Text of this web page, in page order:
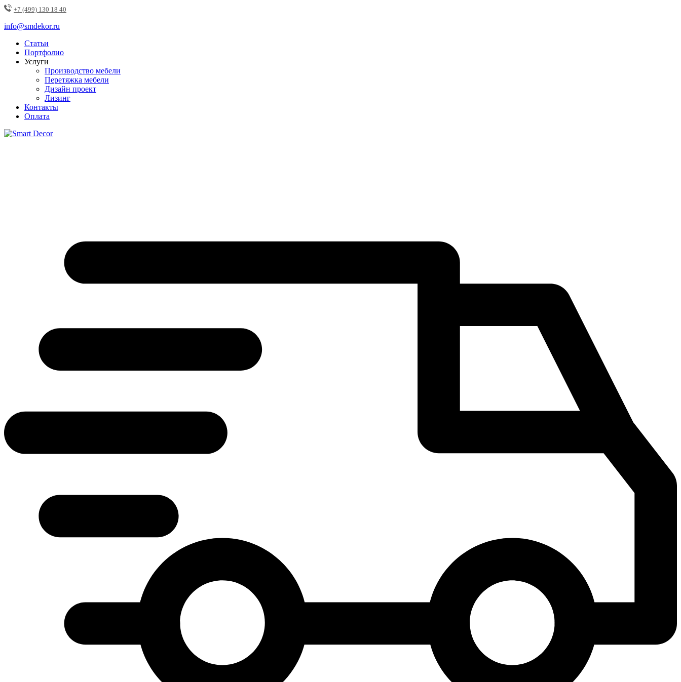
+7 (499) 130 18 40
info@smdekor.ru
Статьи
Портфолио
Услуги
Производство мебели
Перетяжка мебели
Дизайн проект
Лизинг
Контакты
Оплата